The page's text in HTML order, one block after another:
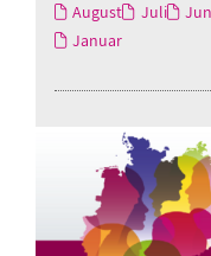
August
Juli
Januar